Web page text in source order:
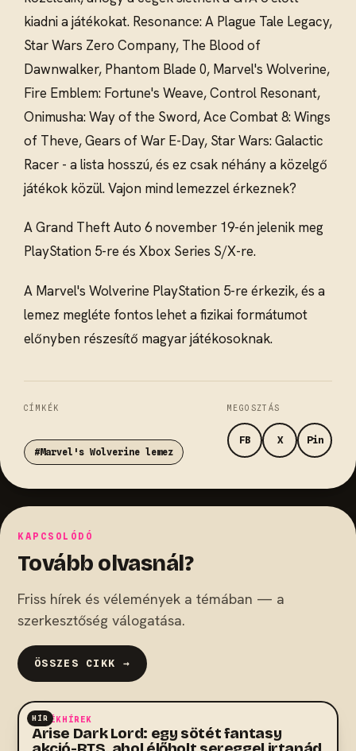
kiadni a játékokat. Resonance: A Plague Tale Legacy,
Star Wars Zero Company, The Blood of
Dawnwalker, Phantom Blade 0, Marvel's Wolverine,
Fire Emblem: Fortune's Weave, Control Resonant,
Onimusha: Way of the Sword, Ace Combat 8: Wings
of Theve, Gears of War E-Day, Star Wars: Galactic
Racer - a lista hosszú, és ez csak néhány a közelgő
játékok közül. Vajon mind lemezzel érkeznek?
A Grand Theft Auto 6 november 19-én jelenik meg
PlayStation 5-re és Xbox Series S/X-re.
A Marvel's Wolverine PlayStation 5-re érkezik, és a
lemez megléte fontos lehet a fizikai formátumot
előnyben részesítő magyar játékosoknak.
CÍMKÉK
#Marvel's Wolverine lemez
MEGOSZTÁS
FB X Pin
KAPCSOLÓDÓ
Tovább olvasnál?
Friss hírek és vélemények a témában — a
szerkesztőség válogatása.
ÖSSZES CIKK →
HÍR
JÁTÉKHÍREK
Arise Dark Lord: egy sötét fantasy